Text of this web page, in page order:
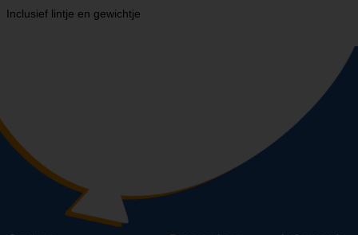
Inclusief lintje en gewichtje